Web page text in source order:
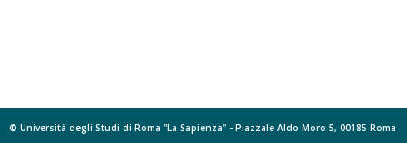
© Università degli Studi di Roma "La Sapienza" - Piazzale Aldo Moro 5, 00185 Roma